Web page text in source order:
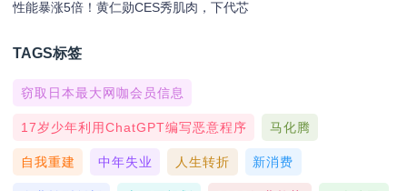
性能暴涨5倍！黄仁勋CES秀肌肉，下代芯
TAGS标签
窃取日本最大网咖会员信息
17岁少年利用ChatGPT编写恶意程序 马化腾
自我重建 中年失业 人生转折 新消费